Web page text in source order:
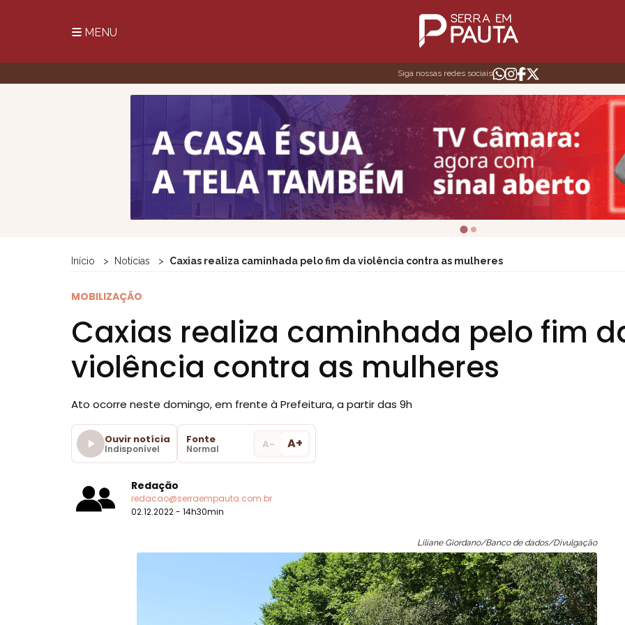
MENU
Siga nossas redes sociais
Início Notícias Caxias realiza caminhada pelo fim da violência contra as mulheres
MOBILIZAÇÃO
Caxias realiza caminhada pelo fim
violência contra as mulheres
Ato ocorre neste domingo, em frente à Prefeitura, a partir das 9h
Ouvir notícia
Indisponível
Fonte
Normal A- A+
Redação
redacao@serraempauta.com.br
02.12.2022 - 14h30min
Liliane Giordano/Banco de dados/Divulgação